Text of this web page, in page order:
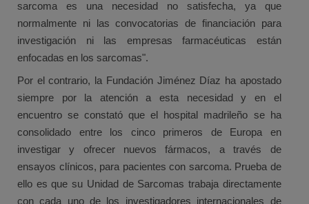
sarcoma es una necesidad no satisfecha, ya que
normalmente ni las convocatorias de financiación para
investigación ni las empresas farmacéuticas están
enfocadas en los sarcomas".
Por el contrario, la Fundación Jiménez Díaz ha apostado
siempre por la atención a esta necesidad y en el
encuentro se constató que el hospital madrileño se ha
consolidado entre los cinco primeros de Europa en
investigar y ofrecer nuevos fármacos, a través de
ensayos clínicos, para pacientes con sarcoma. Prueba de
ello es que su Unidad de Sarcomas trabaja directamente
con cada uno de los investigadores internacionales de